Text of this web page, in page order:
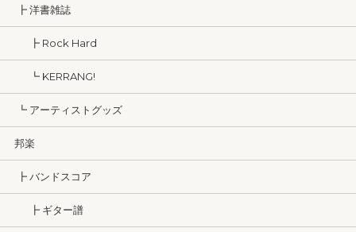
┣ 洋書雑誌
┣ Rock Hard
┗ KERRANG!
┗ アーティストグッズ
邦楽
┣ バンドスコア
┣ ギター譜